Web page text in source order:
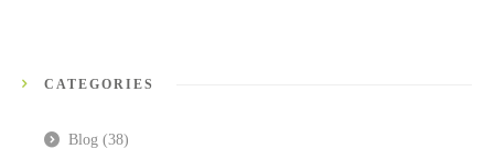
CATEGORIES
Blog (38)